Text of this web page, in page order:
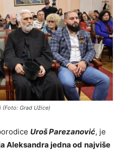
Grad Užice)
Uroš Parezanović, je
Aleksandra jedna od najviše